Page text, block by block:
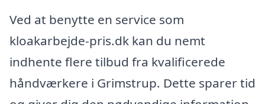
Ved at benytte en service som
kloakarbejde-pris.dk kan du nemt
indhente flere tilbud fra kvalificerede
håndværkere i Grimstrup. Dette sparer tid